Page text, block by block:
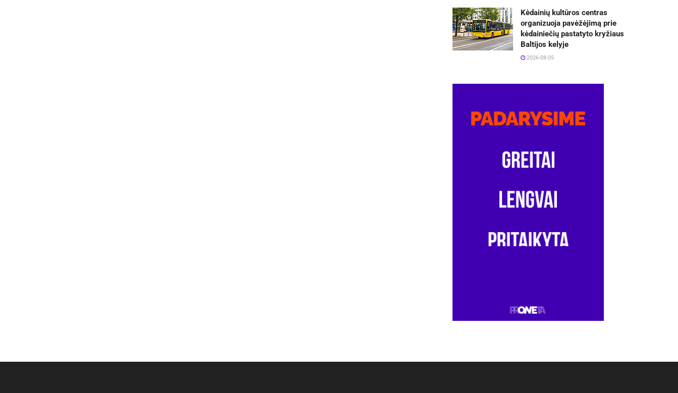
Kėdainių kultūros centras
organizuoja pavėžėjimą prie
kėdainiečių pastatyto kryžiaus
Baltijos kelyje
2026-08-05